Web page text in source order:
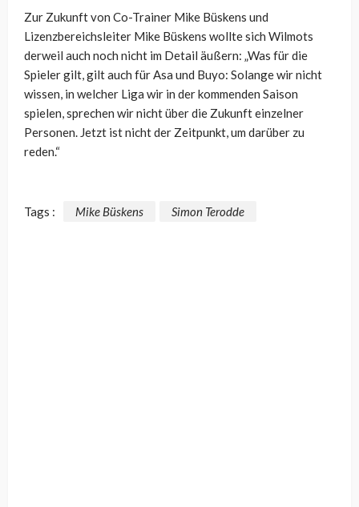
Zur Zukunft von Co-Trainer Mike Büskens und
Lizenzbereichsleiter Mike Büskens wollte sich Wilmots
derweil auch noch nicht im Detail äußern: „Was für die
Spieler gilt, gilt auch für Asa und Buyo: Solange wir nicht
wissen, in welcher Liga wir in der kommenden Saison
spielen, sprechen wir nicht über die Zukunft einzelner
Personen. Jetzt ist nicht der Zeitpunkt, um darüber zu
reden.“
Tags : Mike Büskens Simon Terodde